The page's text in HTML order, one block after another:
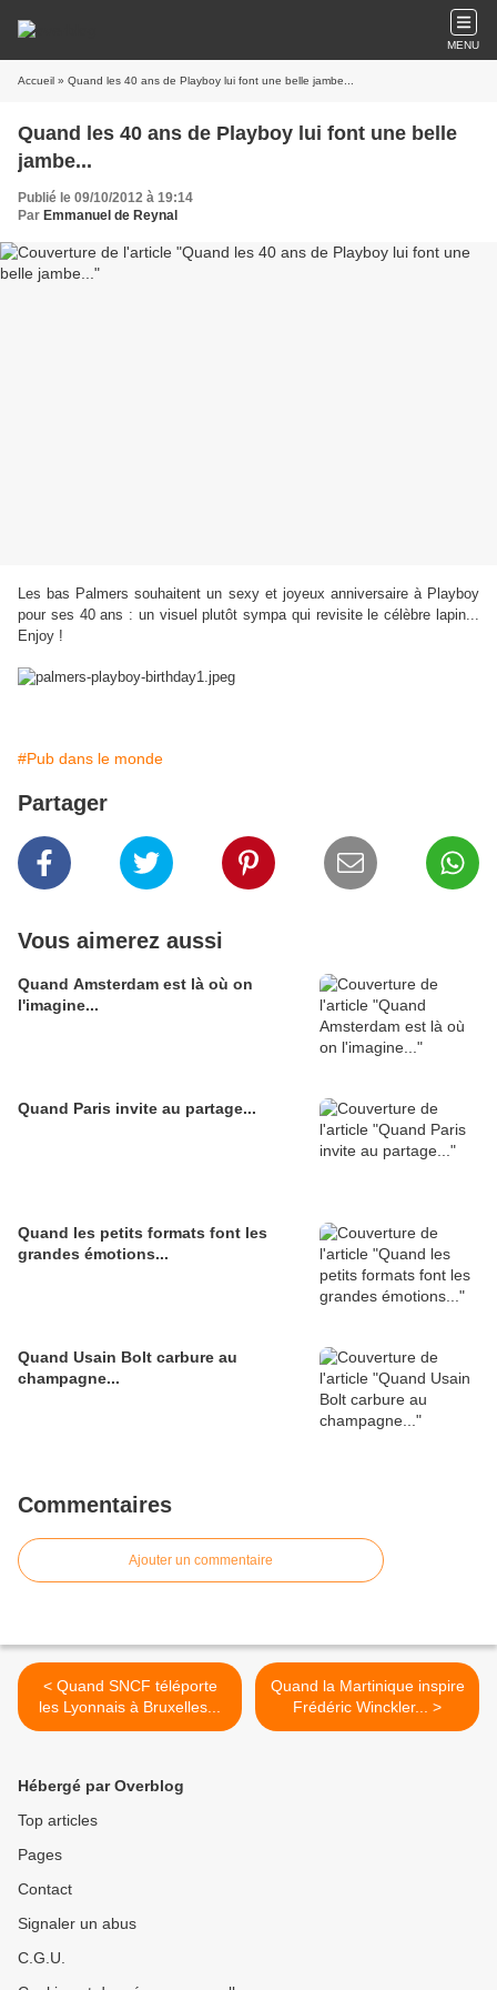
MENU
Accueil » Quand les 40 ans de Playboy lui font une belle jambe...
Quand les 40 ans de Playboy lui font une belle
jambe...
Publié le 09/10/2012 à 19:14
Par Emmanuel de Reynal
Les bas Palmers souhaitent un sexy et joyeux anniversaire à Playboy
pour ses 40 ans : un visuel plutôt sympa qui revisite le célèbre lapin...
Enjoy !
#Pub dans le monde
Partager
Vous aimerez aussi
Quand Amsterdam est là où on
l'imagine...
Quand Paris invite au partage...
Quand les petits formats font les
grandes émotions...
Quand Usain Bolt carbure au
champagne...
Commentaires
Ajouter un commentaire
< Quand SNCF téléporte
les Lyonnais à Bruxelles...
Quand la Martinique inspire
Frédéric Winckler... >
Hébergé par Overblog
Top articles
Pages
Contact
Signaler un abus
C.G.U.